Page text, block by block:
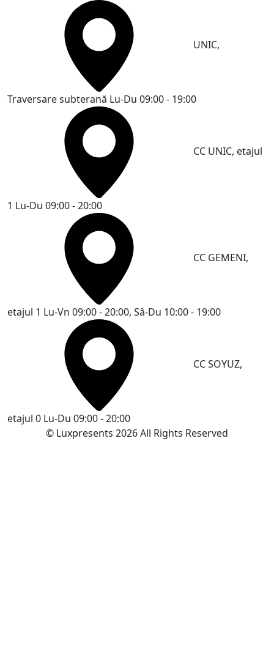
UNIC,
Traversare subterană Lu-Du 09:00 - 19:00
CC UNIC, etajul
1 Lu-Du 09:00 - 20:00
CC GEMENI,
etajul 1 Lu-Vn 09:00 - 20:00, Sâ-Du 10:00 - 19:00
CC SOYUZ,
etajul 0 Lu-Du 09:00 - 20:00
© Luxpresents 2026 All Rights Reserved